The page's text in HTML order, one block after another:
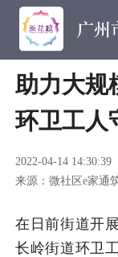
助力大规
环卫工人
2022-04-14 14:30:39
来源：微社区e家通
在日前街道开
长岭街道环卫